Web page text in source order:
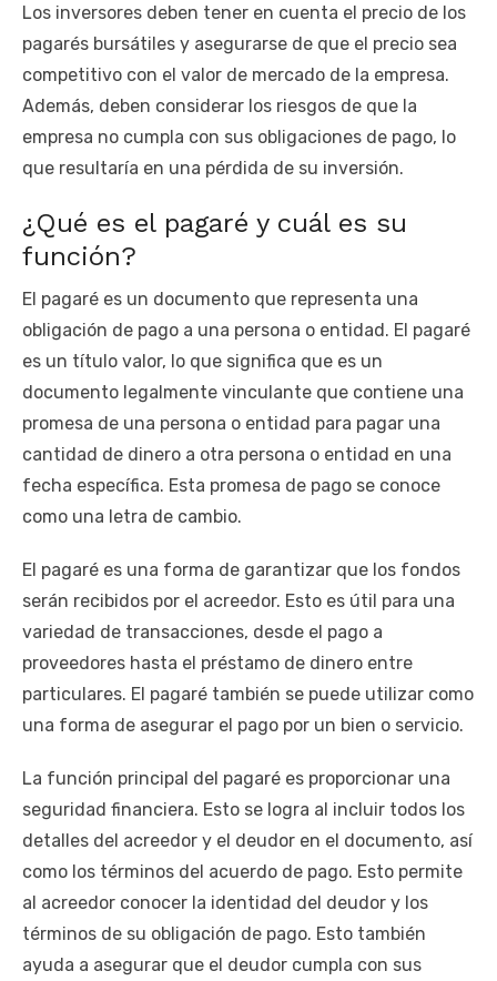
Los inversores deben tener en cuenta el precio de los
pagarés bursátiles y asegurarse de que el precio sea
competitivo con el valor de mercado de la empresa.
Además, deben considerar los riesgos de que la
empresa no cumpla con sus obligaciones de pago, lo
que resultaría en una pérdida de su inversión.
¿Qué es el pagaré y cuál es su
función?
El pagaré es un documento que representa una
obligación de pago a una persona o entidad. El pagaré
es un título valor, lo que significa que es un
documento legalmente vinculante que contiene una
promesa de una persona o entidad para pagar una
cantidad de dinero a otra persona o entidad en una
fecha específica. Esta promesa de pago se conoce
como una letra de cambio.
El pagaré es una forma de garantizar que los fondos
serán recibidos por el acreedor. Esto es útil para una
variedad de transacciones, desde el pago a
proveedores hasta el préstamo de dinero entre
particulares. El pagaré también se puede utilizar como
una forma de asegurar el pago por un bien o servicio.
La función principal del pagaré es proporcionar una
seguridad financiera. Esto se logra al incluir todos los
detalles del acreedor y el deudor en el documento, así
como los términos del acuerdo de pago. Esto permite
al acreedor conocer la identidad del deudor y los
términos de su obligación de pago. Esto también
ayuda a asegurar que el deudor cumpla con sus